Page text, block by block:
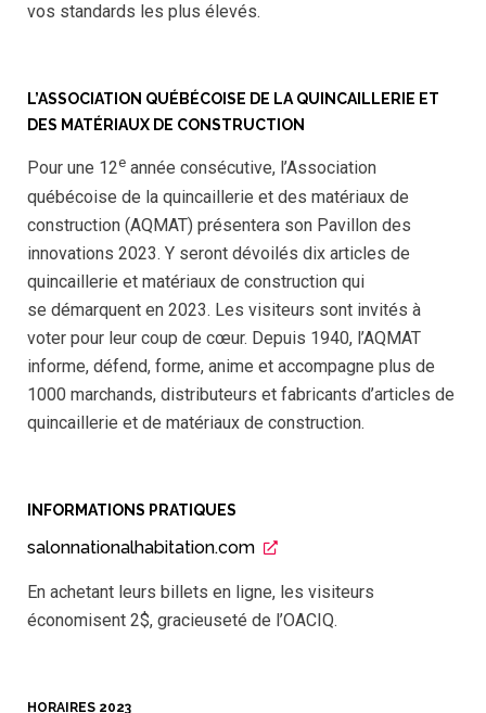
vos standards les plus élevés.
L’ASSOCIATION QUÉBÉCOISE DE LA QUINCAILLERIE ET
DES MATÉRIAUX DE CONSTRUCTION
Pour une 12e année consécutive, l’Association
québécoise de la quincaillerie et des matériaux de
construction (AQMAT) présentera son Pavillon des
innovations 2023. Y seront dévoilés dix articles de
quincaillerie et matériaux de construction qui
se démarquent en 2023. Les visiteurs sont invités à
voter pour leur coup de cœur. Depuis 1940, l’AQMAT
informe, défend, forme, anime et accompagne plus de
1000 marchands, distributeurs et fabricants d’articles de
quincaillerie et de matériaux de construction.
INFORMATIONS PRATIQUES
salonnationalhabitation.com
En achetant leurs billets en ligne, les visiteurs
économisent 2$, gracieuseté de l’OACIQ.
HORAIRES 2023